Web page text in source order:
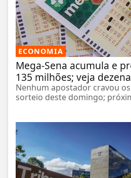
ECONOMIA
Mega-Sena acumula e
135 milhões; veja
Nenhum apostador cravou
sorteio deste domingo;